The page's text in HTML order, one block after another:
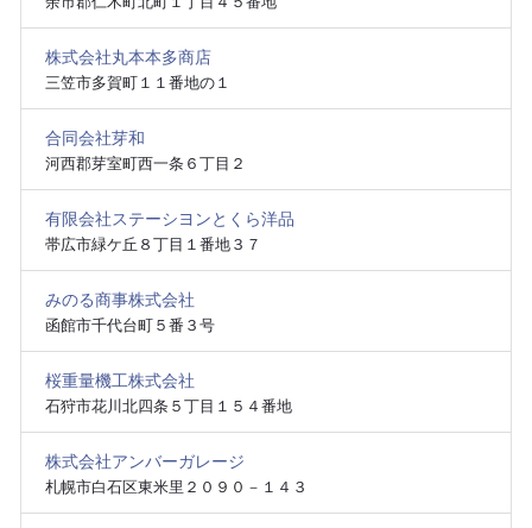
株式会社丸本本多商店
三笠市多賀町１１番地の１
合同会社芽和
河西郡芽室町西一条６丁目２
有限会社ステーシヨンとくら洋品
帯広市緑ケ丘８丁目１番地３７
みのる商事株式会社
函館市千代台町５番３号
桜重量機工株式会社
石狩市花川北四条５丁目１５４番地
株式会社アンバーガレージ
札幌市白石区東米里２０９０－１４３